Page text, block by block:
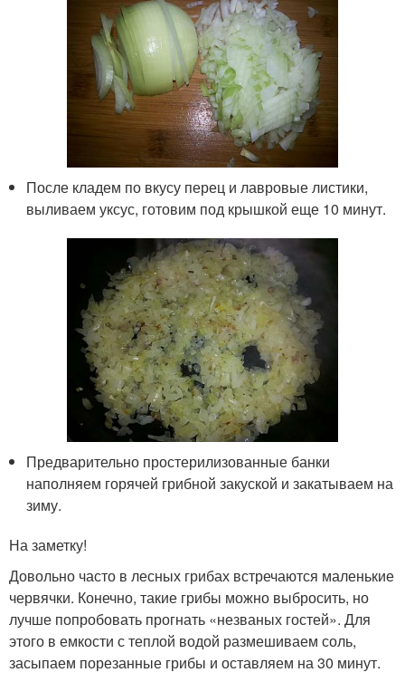
После кладем по вкусу перец и лавровые листики,
выливаем уксус, готовим под крышкой еще 10 минут.
Предварительно простерилизованные банки
наполняем горячей грибной закуской и закатываем на
зиму.
На заметку!
Довольно часто в лесных грибах встречаются маленькие
червячки. Конечно, такие грибы можно выбросить, но
лучше попробовать прогнать «незваных гостей». Для
этого в емкости с теплой водой размешиваем соль,
засыпаем порезанные грибы и оставляем на 30 минут.